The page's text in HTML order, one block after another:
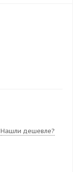
Нашли дешевле?